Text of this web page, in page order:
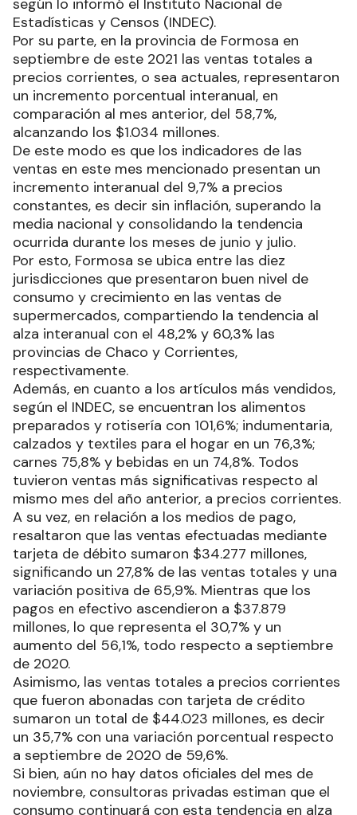
según lo informó el Instituto Nacional de
Estadísticas y Censos (INDEC).
Por su parte, en la provincia de Formosa en
septiembre de este 2021 las ventas totales a
precios corrientes, o sea actuales, representaron
un incremento porcentual interanual, en
comparación al mes anterior, del 58,7%,
alcanzando los $1.034 millones.
De este modo es que los indicadores de las
ventas en este mes mencionado presentan un
incremento interanual del 9,7% a precios
constantes, es decir sin inflación, superando la
media nacional y consolidando la tendencia
ocurrida durante los meses de junio y julio.
Por esto, Formosa se ubica entre las diez
jurisdicciones que presentaron buen nivel de
consumo y crecimiento en las ventas de
supermercados, compartiendo la tendencia al
alza interanual con el 48,2% y 60,3% las
provincias de Chaco y Corrientes,
respectivamente.
Además, en cuanto a los artículos más vendidos,
según el INDEC, se encuentran los alimentos
preparados y rotisería con 101,6%; indumentaria,
calzados y textiles para el hogar en un 76,3%;
carnes 75,8% y bebidas en un 74,8%. Todos
tuvieron ventas más significativas respecto al
mismo mes del año anterior, a precios corrientes.
A su vez, en relación a los medios de pago,
resaltaron que las ventas efectuadas mediante
tarjeta de débito sumaron $34.277 millones,
significando un 27,8% de las ventas totales y una
variación positiva de 65,9%. Mientras que los
pagos en efectivo ascendieron a $37.879
millones, lo que representa el 30,7% y un
aumento del 56,1%, todo respecto a septiembre
de 2020.
Asimismo, las ventas totales a precios corrientes
que fueron abonadas con tarjeta de crédito
sumaron un total de $44.023 millones, es decir
un 35,7% con una variación porcentual respecto
a septiembre de 2020 de 59,6%.
Si bien, aún no hay datos oficiales del mes de
noviembre, consultoras privadas estiman que el
consumo continuará con esta tendencia en alza